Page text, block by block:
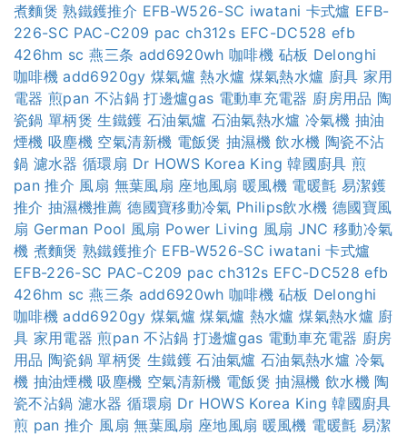
煮麵煲 熟鐵鑊推介 EFB-W526-SC iwatani 卡式爐 EFB-
226-SC PAC-C209 pac ch312s EFC-DC528 efb
426hm sc 燕三条 add6920wh 咖啡機 砧板 Delonghi
咖啡機 add6920gy 煤氣爐 熱水爐 煤氣熱水爐 廚具 家用
電器 煎pan 不沾鍋 打邊爐gas 電動車充電器 廚房用品 陶
瓷鍋 單柄煲 生鐵鑊 石油氣爐 石油氣熱水爐 冷氣機 抽油
煙機 吸塵機 空氣清新機 電飯煲 抽濕機 飲水機 陶瓷不沾
鍋 濾水器 循環扇 Dr HOWS Korea King 韓國廚具 煎
pan 推介 風扇 無葉風扇 座地風扇 暖風機 電暖氈 易潔鑊
推介 抽濕機推薦 德國寶移動冷氣 Philips飲水機 德國寶風
扇 German Pool 風扇 Power Living 風扇 JNC 移動冷氣
機 煮麵煲 熟鐵鑊推介 EFB-W526-SC iwatani 卡式爐
EFB-226-SC PAC-C209 pac ch312s EFC-DC528 efb
426hm sc 燕三条 add6920wh 咖啡機 砧板 Delonghi
咖啡機 add6920gy 煤氣爐 煤氣爐 熱水爐 煤氣熱水爐 廚
具 家用電器 煎pan 不沾鍋 打邊爐gas 電動車充電器 廚房
用品 陶瓷鍋 單柄煲 生鐵鑊 石油氣爐 石油氣熱水爐 冷氣
機 抽油煙機 吸塵機 空氣清新機 電飯煲 抽濕機 飲水機 陶
瓷不沾鍋 濾水器 循環扇 Dr HOWS Korea King 韓國廚具
煎 pan 推介 風扇 無葉風扇 座地風扇 暖風機 電暖氈 易潔